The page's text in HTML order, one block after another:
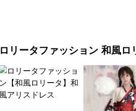
ロリータファッション 和風ロ